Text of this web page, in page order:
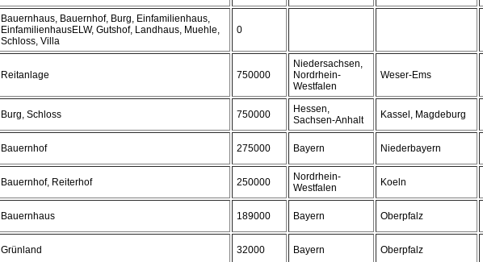
Bauernhaus, Bauernhof, Burg, Einfamilienhaus,
EinfamilienhausELW, Gutshof, Landhaus, Muehle,
Schloss, Villa
0
Reitanlage 750000
Niedersachsen,
Nordrhein-
Westfalen
Weser-Ems
Burg, Schloss 750000
Hessen,
Sachsen-Anhalt
Kassel, Magdeburg
Bauernhof 275000 Bayern Niederbayern
Bauernhof, Reiterhof 250000
Nordrhein-
Westfalen
Koeln
Bauernhaus 189000 Bayern Oberpfalz
Grünland 32000 Bayern Oberpfalz